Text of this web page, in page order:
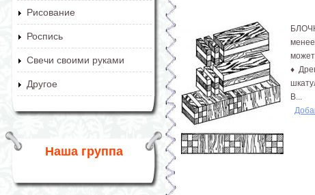
Рисование
Роспись
Свечи своими руками
Другое
Наша группа
♦
В...